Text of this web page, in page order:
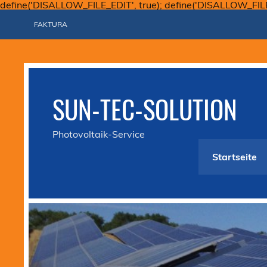
define('DISALLOW_FILE_EDIT', true);
FAKTURA
SUN-TEC-SOLUTION
Photovoltaik-Service
Startseite